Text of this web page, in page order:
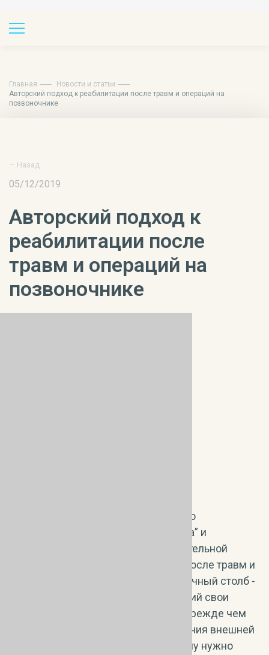
Главная
Новости и статьи
Авторский подход к реабилитации после травм и операций на
позвоночнике
— Назад
05/12/2019
Авторский подход к
реабилитации после
травм и операций на
позвоночнике
Авторский подход к восстановлению
биомеханическими методами “пятна” и
эпицентра травмы, опорной и двигательной
функции позвоночника, как органа, после травм и
операций на позвоночнике. Позвоночный столб -
это в первую очередь орган, имеющий свои
собственные органные интересы. Прежде чем
требовать от позвоночника исполнения внешней
опорной и двигательной функции, ему нужно